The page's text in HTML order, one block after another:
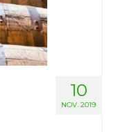
10
NOV. 2019